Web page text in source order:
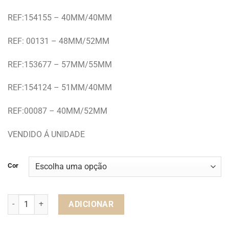
REF:154155 – 40MM/40MM
REF: 00131 – 48MM/52MM
REF:153677 – 57MM/55MM
REF:154124 – 51MM/40MM
REF:00087 – 40MM/52MM
VENDIDO Á UNIDADE
Cor
Quantidade de TERMO ADESIVO FRUTA
ADICIONAR